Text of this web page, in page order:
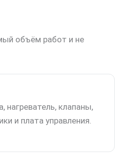
объём работ и не
нагреватель, клапаны,
и плата управления.